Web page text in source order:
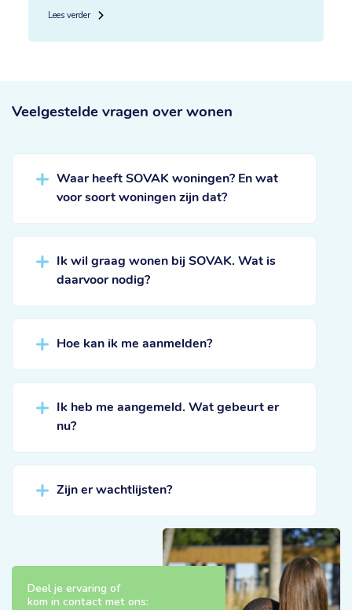
Lees verder
Veelgestelde vragen over wonen
Waar heeft SOVAK woningen? En wat
voor soort woningen zijn dat?
Ik wil graag wonen bij SOVAK. Wat is
daarvoor nodig?
Hoe kan ik me aanmelden?
Ik heb me aangemeld. Wat gebeurt er
nu?
Zijn er wachtlijsten?
Deel je ervaring of
kom in contact met ons: